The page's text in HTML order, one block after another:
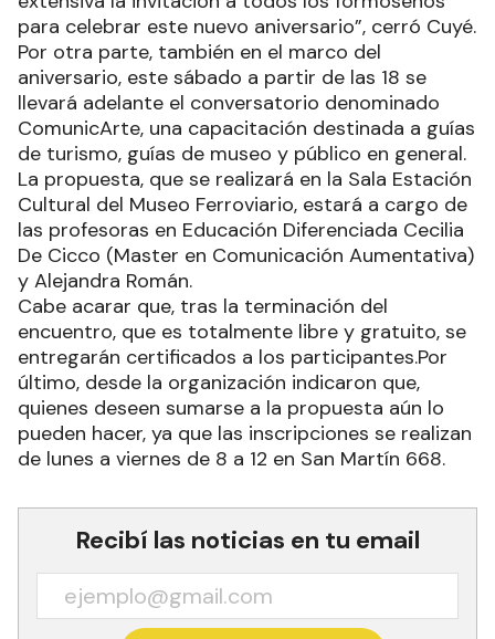
para celebrar este nuevo aniversario”, cerró Cuyé.
Por otra parte, también en el marco del
aniversario, este sábado a partir de las 18 se
llevará adelante el conversatorio denominado
ComunicArte, una capacitación destinada a guías
de turismo, guías de museo y público en general.
La propuesta, que se realizará en la Sala Estación
Cultural del Museo Ferroviario, estará a cargo de
las profesoras en Educación Diferenciada Cecilia
De Cicco (Master en Comunicación Aumentativa)
y Alejandra Román.
Cabe acarar que, tras la terminación del
encuentro, que es totalmente libre y gratuito, se
entregarán certificados a los participantes.Por
último, desde la organización indicaron que,
quienes deseen sumarse a la propuesta aún lo
pueden hacer, ya que las inscripciones se realizan
de lunes a viernes de 8 a 12 en San Martín 668.
Recibí las noticias en tu email